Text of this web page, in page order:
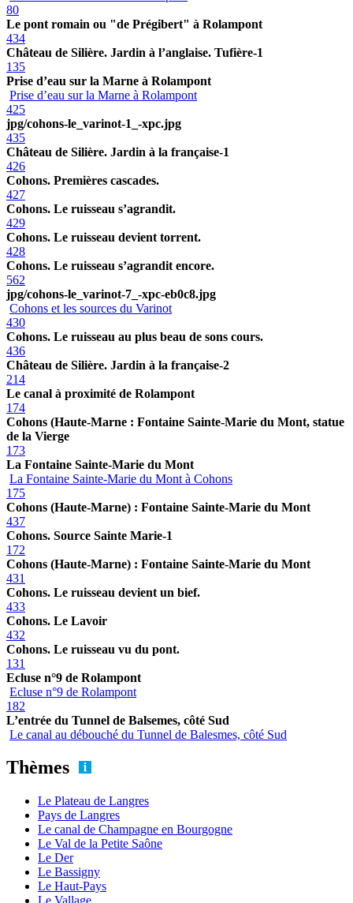
80
Le pont romain ou "de Prégibert" à Rolampont
434
Château de Silière. Jardin à l’anglaise. Tufière-1
135
Prise d’eau sur la Marne à Rolampont
Prise d’eau sur la Marne à Rolampont
425
jpg/cohons-le_varinot-1_-xpc.jpg
435
Château de Silière. Jardin à la française-1
426
Cohons. Premières cascades.
427
Cohons. Le ruisseau s’agrandit.
429
Cohons. Le ruisseau devient torrent.
428
Cohons. Le ruisseau s’agrandit encore.
562
jpg/cohons-le_varinot-7_-xpc-eb0c8.jpg
Cohons et les sources du Varinot
430
Cohons. Le ruisseau au plus beau de sons cours.
436
Château de Silière. Jardin à la française-2
214
Le canal à proximité de Rolampont
174
Cohons (Haute-Marne : Fontaine Sainte-Marie du Mont, statue
de la Vierge
173
La Fontaine Sainte-Marie du Mont
La Fontaine Sainte-Marie du Mont à Cohons
175
Cohons (Haute-Marne) : Fontaine Sainte-Marie du Mont
437
Cohons. Source Sainte Marie-1
172
Cohons (Haute-Marne) : Fontaine Sainte-Marie du Mont
431
Cohons. Le ruisseau devient un bief.
433
Cohons. Le Lavoir
432
Cohons. Le ruisseau vu du pont.
131
Ecluse n°9 de Rolampont
Ecluse n°9 de Rolampont
182
L’entrée du Tunnel de Balsemes, côté Sud
Le canal au débouché du Tunnel de Balesmes, côté Sud
Thèmes
Le Plateau de Langres
Pays de Langres
Le canal de Champagne en Bourgogne
Le Val de la Petite Saône
Le Der
Le Bassigny
Le Haut-Pays